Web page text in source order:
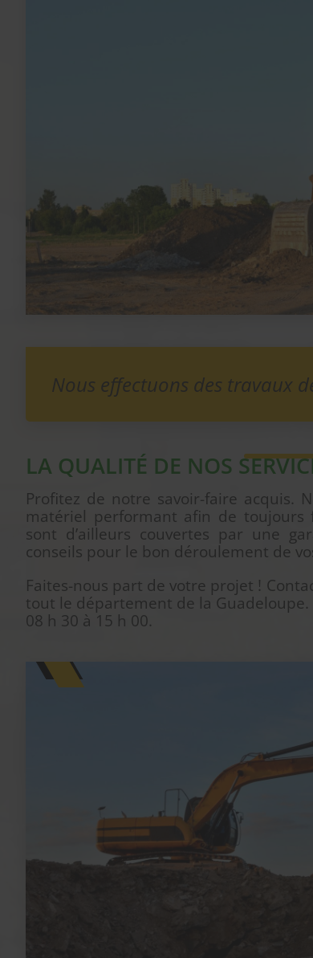
Nous effectuons des travaux
LA QUALITÉ DE NOS
Profitez de notre savoir-faire acquis.
matériel performant afin de
sont d’ailleurs couvertes par une
conseils pour le bon déroulement de
Faites-nous part de votre projet !
tout le département de la
08 h 30 à 15 h 00.